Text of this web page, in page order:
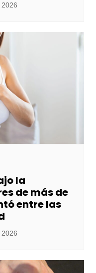
la
de más de
entre las